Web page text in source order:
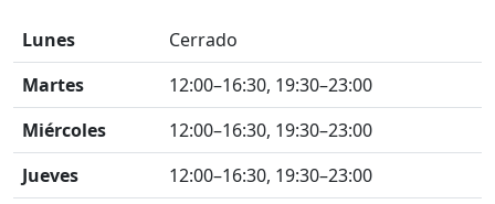
Lunes
Cerrado
Martes
12:00–16:30, 19:30–23:00
Miércoles
12:00–16:30, 19:30–23:00
Jueves
12:00–16:30, 19:30–23:00